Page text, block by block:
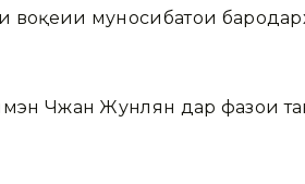
воқеии муносибатҳои
Чжан Жунлян дар фазои